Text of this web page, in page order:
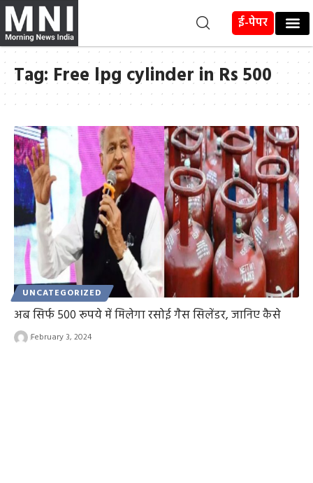
ई-पेपर
Tag: Free lpg cylinder in Rs 500
UNCATEGORIZED
अब सिर्फ 500 रूपये में मिलेगा रसोई गैस सिलेंडर, जानिए कैसे
February 3, 2024